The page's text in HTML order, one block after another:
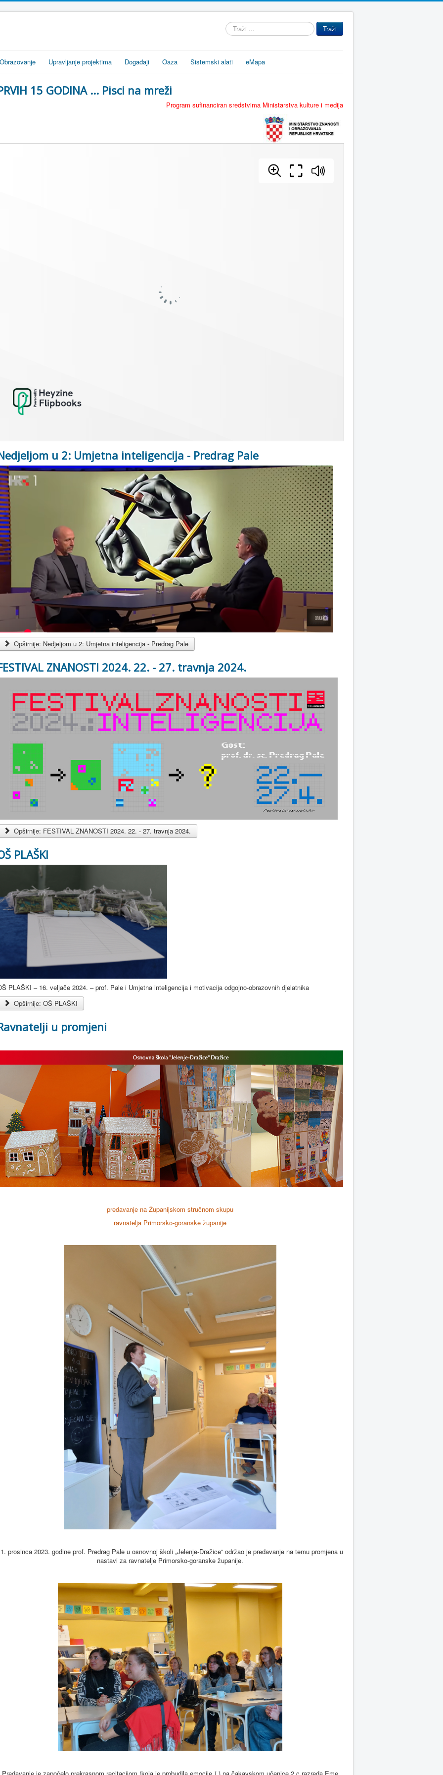
Traži
...
Traži
Obrazovanje Upravljanje projektima Događaji Oaza Sistemski alati eMapa
15 GODINA ... Pisci na mreži
Program sufinanciran sredstvima Ministarstva kulture i medija
u 2: Umjetna inteligencija - Predrag Pale
Opširnije: Nedjeljom u 2: Umjetna inteligencija - Predrag Pale
ZNANOSTI 2024. 22. - 27. travnja 2024.
Opširnije: FESTIVAL ZNANOSTI 2024. 22. - 27. travnja 2024.
PLAŠKI
PLAŠKI – 16. veljače 2024. – prof. Pale i Umjetna inteligencija i motivacija odgojno-obrazovnih djelatnika
Opširnije: OŠ PLAŠKI
u promjeni
predavanje na Županijskom stručnom skupu
ravnatelja Primorsko-goranske županije
prosinca 2023. godine prof. Predrag Pale u osnovnoj školi „Jelenje-Dražice“ održao je predavanje na temu promjena u
nastavi za ravnatelje Primorsko-goranske županije.